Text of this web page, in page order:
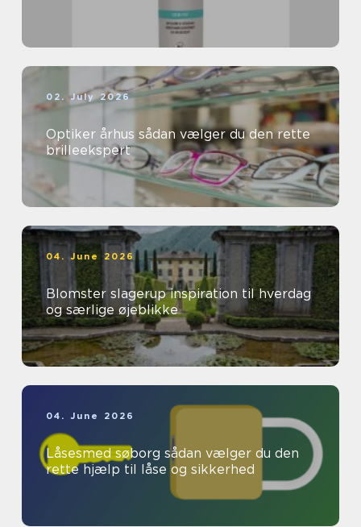
02. July 2026
Optiker århus sådan vælger du den rette
brilleekspert
04. June 2026
Blomster slagerup inspiration til hverdag
og særlige øjeblikke
04. June 2026
Låsesmed søborg sådan vælger du den
rette hjælp til låse og sikkerhed